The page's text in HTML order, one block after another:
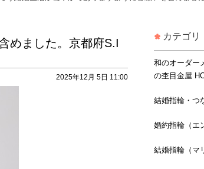
めました。京都府S.I
2025年12月 5日 11:00
カテゴリ
和のオーダー
の杢目金屋
結婚指輪・つ
婚約指輪（エ
結婚指輪（マ